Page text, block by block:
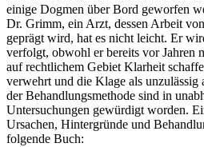
einige Dogmen über Bord geworfen
Dr. Grimm, ein Arzt, dessen Arbeit
geprägt wird, hat es nicht leicht. Er
verfolgt, obwohl er bereits vor Jahren
auf rechtlichem Gebiet Klarheit
verwehrt und die Klage als unzulässig
der Behandlungsmethode sind in
Untersuchungen gewürdigt worden.
Ursachen, Hintergründe und
folgende Buch: